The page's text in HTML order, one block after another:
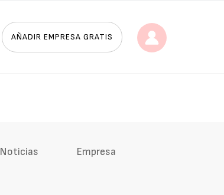
AÑADIR EMPRESA GRATIS
Noticias Empresa